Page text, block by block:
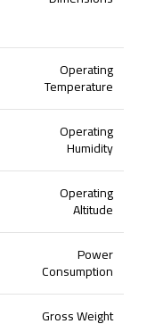
Operating
Temperature
Operating
Humidity
Operating
Altitude
Power
Consumption
Gross Weight